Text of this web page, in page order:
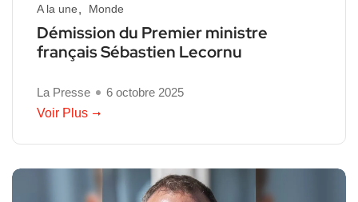
A la une Monde
Démission du Premier ministre
français Sébastien Lecornu
La Presse
6 octobre 2025
Voir Plus